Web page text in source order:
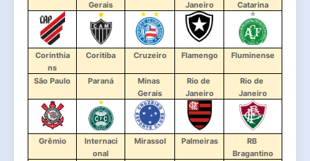
Gerais
Janeiro
Catarina
Corinthia
ns
Coritiba Cruzeiro Flamengo Fluminense
São Paulo Paraná
Minas
Gerais
Rio de
Janeiro
Rio de
Janeiro
Grêmio
Internaci
onal
Mirassol Palmeiras
RB
Bragantino